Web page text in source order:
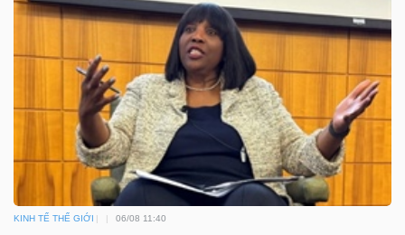
KINH TẾ THẾ GIỚI 06/08 11:40